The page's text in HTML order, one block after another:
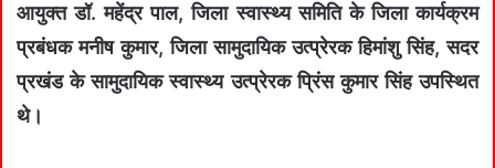
आयुक्त डॉ. महेंद्र पाल, जिला स्वास्थ्य समिति के जिला कार्यक्रम
प्रबंधक मनीष कुमार, जिला सामुदायिक उत्प्रेरक हिमांशु सिंह, सदर
प्रखंड के सामुदायिक स्वास्थ्य उत्प्रेरक प्रिंस कुमार सिंह उपस्थित
थे।